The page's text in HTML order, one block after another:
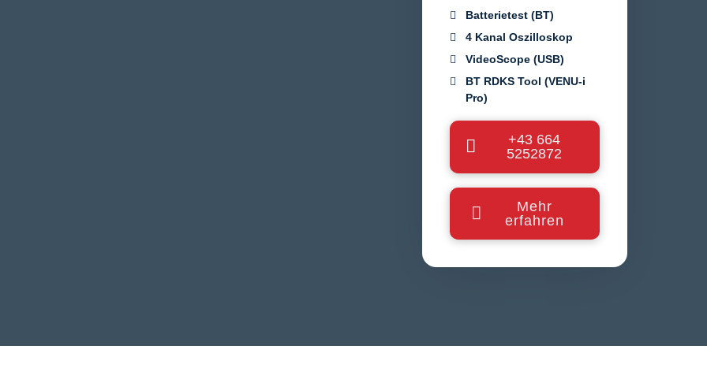
Batterietest (BT)
4 Kanal Oszilloskop
VideoScope (USB)
BT RDKS Tool (VENU-i
Pro)
+43 664
5252872
Mehr
erfahren